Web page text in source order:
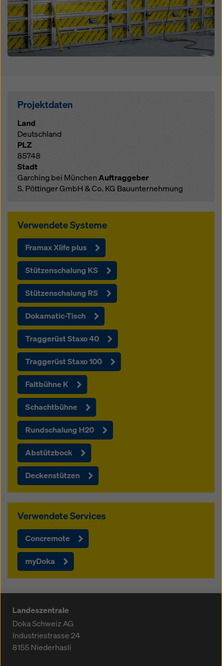
Projektdaten
Land
Deutschland
PLZ
85748
Stadt
Garching bei MünchenAuftraggeber
S. Pöttinger GmbH & Co. KG Bauunternehmung
Verwendete Systeme
Framax Xlife plus
Stützenschalung KS
Stützenschalung RS
Dokamatic-Tisch
Traggerüst Staxo 40
Traggerüst Staxo 100
Faltbühne K
Schachtbühne
Rundschalung H20
Abstützbock
Deckenstützen
Verwendete Services
Concremote
myDoka
Landeszentrale
Doka Schweiz AG
Industriestrasse 24
8155Niederhasli